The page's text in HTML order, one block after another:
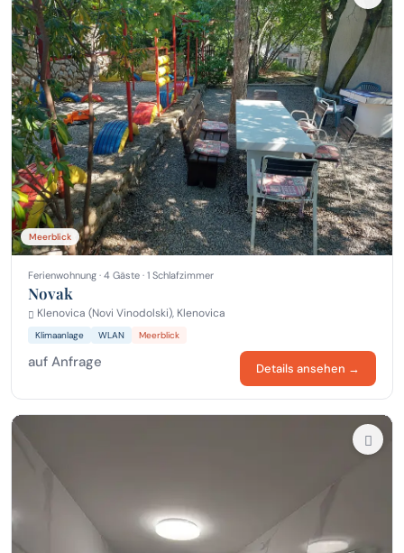
Meerblick
Ferienwohnung · 4 Gäste · 1 Schlafzimmer
Novak
Klenovica (Novi Vinodolski), Klenovica
Klimaanlage WLAN Meerblick
auf Anfrage Details ansehen →